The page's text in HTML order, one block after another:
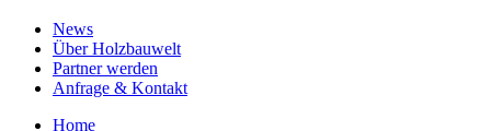
News
Über Holzbauwelt
Partner werden
Anfrage & Kontakt
Home